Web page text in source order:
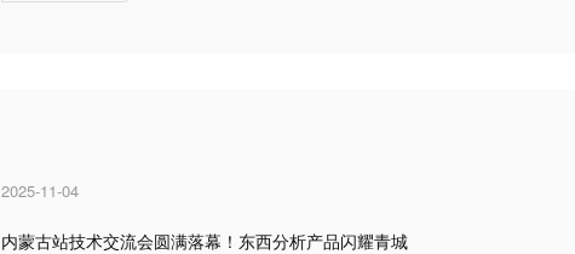
2025-11-04
内蒙古站技术交流会圆满落幕！东西分析产品闪耀青城